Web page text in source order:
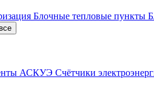
Блочные тепловые пункты
АСКУЭ Счётчики